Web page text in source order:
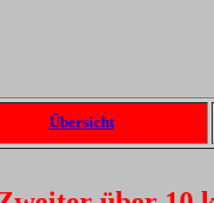
Übersicht